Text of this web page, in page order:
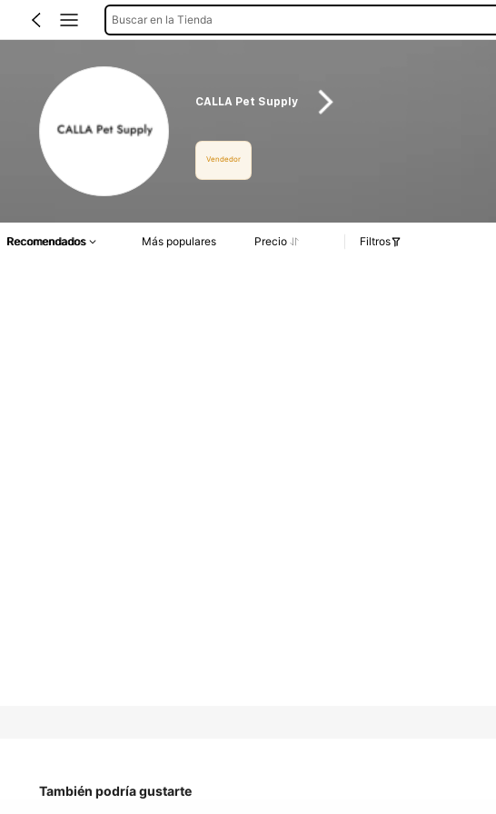
Buscar en la Tienda
CALLA Pet Supply
Vendedor
Recomendados Más populares Precio Filtros
También podría gustarte